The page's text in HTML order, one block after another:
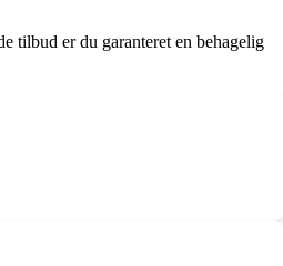
tilbud er du garanteret en behagelig